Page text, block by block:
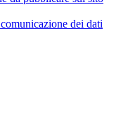
dei dati